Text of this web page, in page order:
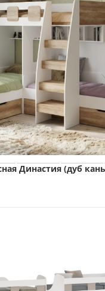
Династия (дуб